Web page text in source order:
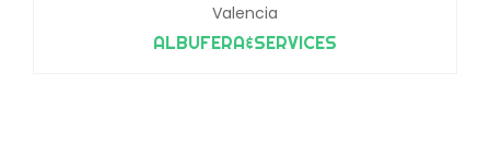
Valencia
ALBUFERA&SERVICES